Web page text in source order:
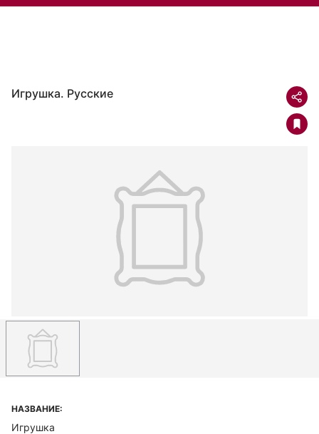
Игрушка. Русские
НАЗВАНИЕ:
Игрушка